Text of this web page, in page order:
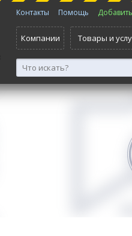
Контакты Помощь
Компании Товары и